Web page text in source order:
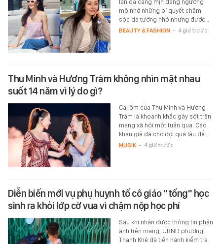
làn da căng mịn đáng ngưỡng
mộ nhờ những bí quyết chăm
sóc da tưởng nhỏ nhưng được…
BEAUTY & FASHION - 4 giờ trước
Thu Minh và Hương Tràm không nhìn mặt nhau
suốt 14 năm vì lý do gì?
Cái ôm của Thu Minh và Hương
Tràm là khoảnh khắc gây sốt trên
mạng xã hội một tuần qua. Các
khán giả đã chờ đợi quá lâu để…
MUSIK - 4 giờ trước
Diễn biến mới vụ phụ huynh tố cô giáo "tống" học
sinh ra khỏi lớp cờ vua vì chậm nộp học phí
Sau khi nhận được thông tin phản
ánh trên mạng, UBND phường
Thanh Khê đã tiến hành kiểm tra